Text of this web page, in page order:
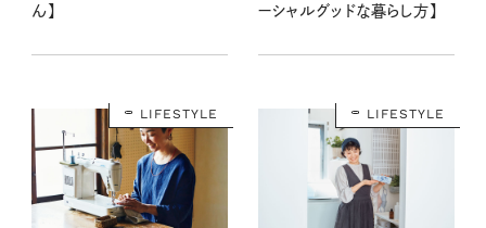
ん】
ーシャルグッドな暮らし方】
LIFESTYLE LIFESTYLE